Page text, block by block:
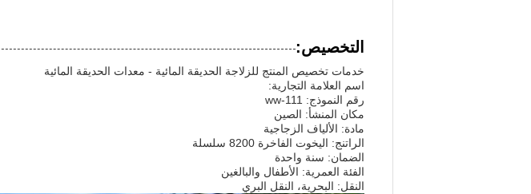
التخصيص:
خدمات تخصيص المنتج للزلاجة الحديقة المائية - معدات الحديقة المائية
اسم العلامة التجارية:
رقم النموذج: ww-111
مكان المنشأ: الصين
مادة: الألياف الزجاجية
الراتنج: اليخوت الفاخرة 8200 سلسلة
الضمان: سنة واحدة
الفئة العمرية: الأطفال والبالغين
النقل: البحرية، النقل البري